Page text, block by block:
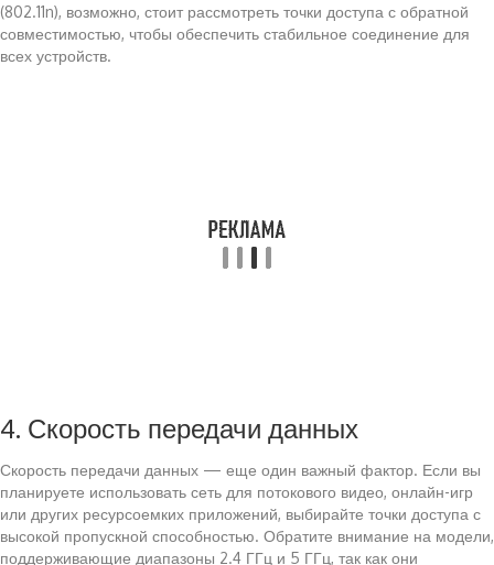
(802.11n), возможно, стоит рассмотреть точки доступа с обратной
совместимостью, чтобы обеспечить стабильное соединение для
всех устройств.
4. Скорость передачи данных
Скорость передачи данных — еще один важный фактор. Если вы
планируете использовать сеть для потокового видео, онлайн-игр
или других ресурсоемких приложений, выбирайте точки доступа с
высокой пропускной способностью. Обратите внимание на модели,
поддерживающие диапазоны 2.4 ГГц и 5 ГГц, так как они